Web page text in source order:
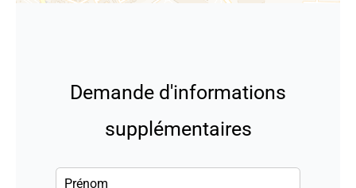
Demande d'informations
supplémentaires